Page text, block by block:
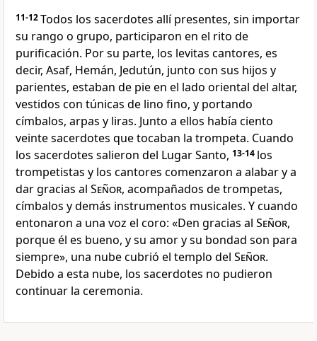
11-12Todos los sacerdotes allí presentes, sin importar
su rango o grupo, participaron en el rito de
purificación. Por su parte, los levitas cantores, es
decir, Asaf, Hemán, Jedutún, junto con sus hijos y
parientes, estaban de pie en el lado oriental del altar,
vestidos con túnicas de lino fino, y portando
címbalos, arpas y liras. Junto a ellos había ciento
veinte sacerdotes que tocaban la trompeta. Cuando
los sacerdotes salieron del Lugar Santo, 13-14 los
trompetistas y los cantores comenzaron a alabar y a
dar gracias al Señor, acompañados de trompetas,
címbalos y demás instrumentos musicales. Y cuando
entonaron a una voz el coro: «Den gracias al Señor,
porque él es bueno, y su amor y su bondad son para
siempre», una nube cubrió el templo del Señor.
Debido a esta nube, los sacerdotes no pudieron
continuar la ceremonia.